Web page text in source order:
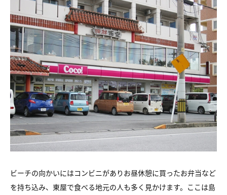
ビーチの向かいにはコンビニがありお昼休憩に買ったお弁当など
を持ち込み、東屋で食べる地元の人も多く見かけます。ここは島